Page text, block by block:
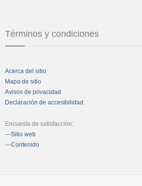
Términos y condiciones
Acerca del sitio
Mapa de sitio
Avisos de privacidad
Declaración de accesibilidad
Encuesta de satisfacción:
---Sitio web
---Contenido